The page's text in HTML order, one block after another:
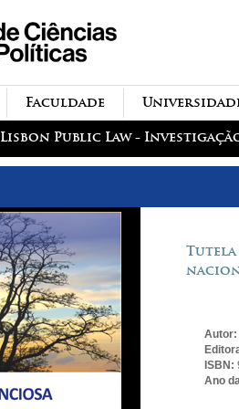
principal
Faculdade
Lisbon Public Law -
Tutela
ISBN:
Ano